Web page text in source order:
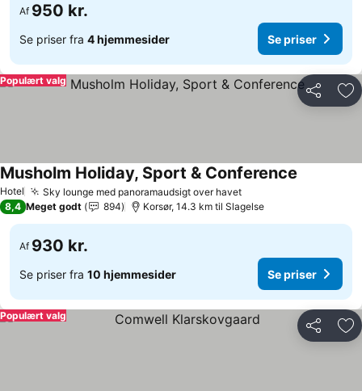
Af 950 kr.
Se priser fra 4 hjemmesider Se priser
Del
Populært valg
Hotel Sky lounge med panoramaudsigt over havet
Musholm Holiday, Sport & Conference
8,4 Meget godt 894 Korsør, 14.3 km til Slagelse
Af 930 kr.
Se priser fra 10 hjemmesider Se priser
Del
Populært valg